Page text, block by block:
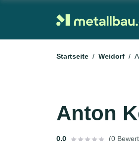
Startseite Weidorf
Anton
0.0 (0